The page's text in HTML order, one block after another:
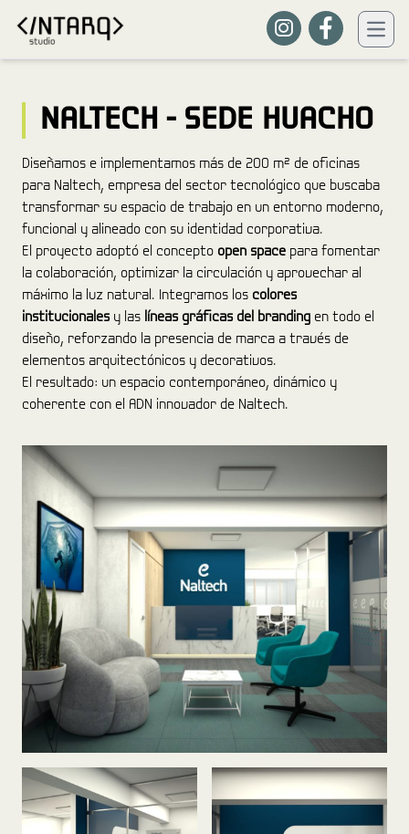
NALTECH - SEDE HUACHO
Diseñamos e implementamos más de 200 m² de oficinas
para Naltech, empresa del sector tecnológico que buscaba
transformar su espacio de trabajo en un entorno moderno,
funcional y alineado con su identidad corporativa.
El proyecto adoptó el concepto open space para fomentar
la colaboración, optimizar la circulación y aprovechar al
máximo la luz natural. Integramos los colores
institucionales y las líneas gráficas del branding en todo el
diseño, reforzando la presencia de marca a través de
elementos arquitectónicos y decorativos.
El resultado: un espacio contemporáneo, dinámico y
coherente con el ADN innovador de Naltech.